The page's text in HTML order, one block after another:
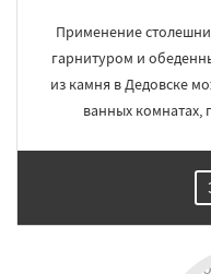
Применение
гарнитуром и
из камня в Дедовске
ванных комнатах,